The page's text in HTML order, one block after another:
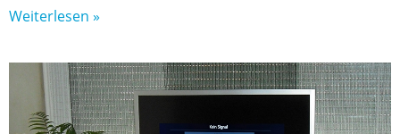
Weiterlesen »